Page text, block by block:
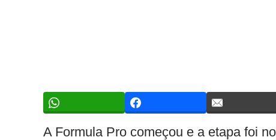
A Formula Pro começou e a etapa foi